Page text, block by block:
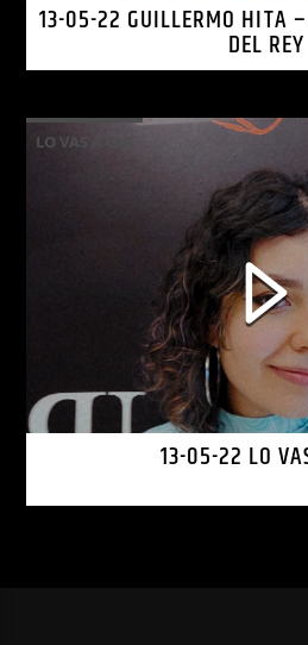
13-05-22 GUILLERMO HITA
DEL REY
LO VAS A OIR
13-05-22 LO